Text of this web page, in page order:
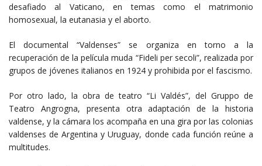
desafiado al Vaticano, en temas como el matrimonio
homosexual, la eutanasia y el aborto.
El documental “Valdenses” se organiza en torno a la
recuperación de la película muda “Fideli per secoli”, realizada por
grupos de jóvenes italianos en 1924 y prohibida por el fascismo.
Por otro lado, la obra de teatro “Li Valdés”, del Gruppo de
Teatro Angrogna, presenta otra adaptación de la historia
valdense, y la cámara los acompaña en una gira por las colonias
valdenses de Argentina y Uruguay, donde cada función reúne a
multitudes.